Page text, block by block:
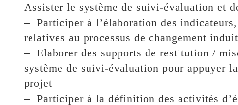
Assister le système de suivi-évaluation et
–Participer à l’élaboration des indicateurs,
relatives au processus de changement
–Elaborer des supports de restitution /
système de suivi-évaluation pour appuyer
projet
–Participer à la définition des activités